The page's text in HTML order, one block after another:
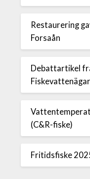
Restaurering
Forsaån
Debattartikel
(C&R-fiske)
Fritidsfiske